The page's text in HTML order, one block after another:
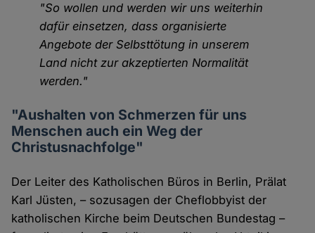
"So wollen und werden wir uns weiterhin
dafür einsetzen, dass organisierte
Angebote der Selbsttötung in unserem
Land nicht zur akzeptierten Normalität
werden."
"Aushalten von Schmerzen für uns
Menschen auch ein Weg der
Christusnachfolge"
Der Leiter des Katholischen Büros in Berlin, Prälat
Karl Jüsten, – sozusagen der Cheflobbyist der
katholischen Kirche beim Deutschen Bundestag –